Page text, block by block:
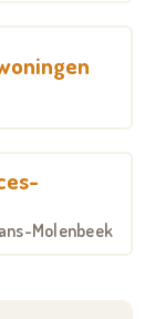
Molenbeek